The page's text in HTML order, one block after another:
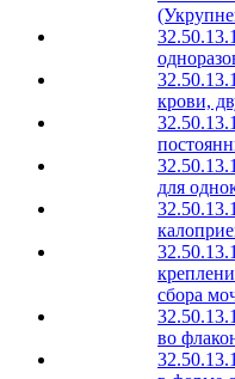
крови,
для
сбора
во